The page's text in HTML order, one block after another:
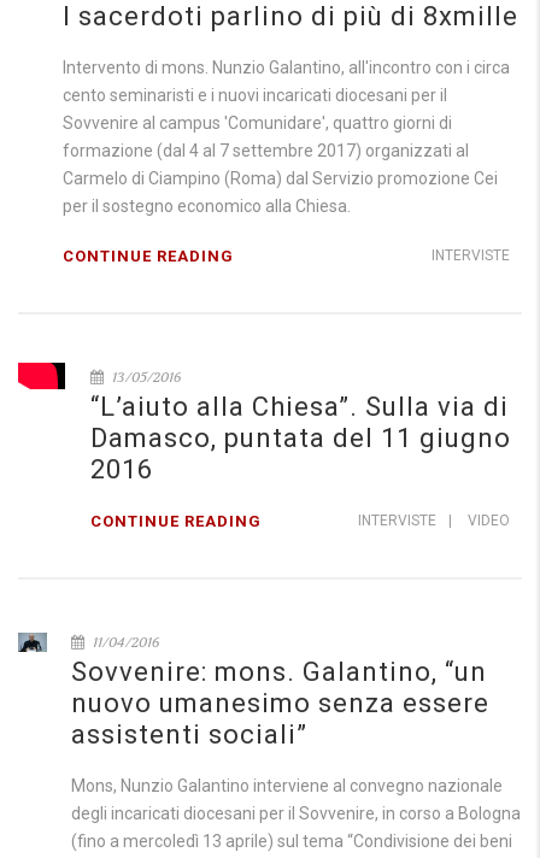
I sacerdoti parlino di più di 8xmille
Intervento di mons. Nunzio Galantino, all'incontro con i circa
cento seminaristi e i nuovi incaricati diocesani per il
Sovvenire al campus 'Comunidare', quattro giorni di
formazione (dal 4 al 7 settembre 2017) organizzati al
Carmelo di Ciampino (Roma) dal Servizio promozione Cei
per il sostegno economico alla Chiesa.
INTERVISTE
CONTINUE READING
13/05/2016
“L’aiuto alla Chiesa”. Sulla via di
Damasco, puntata del 11 giugno
2016
INTERVISTE VIDEO
CONTINUE READING
11/04/2016
Sovvenire: mons. Galantino, “un
nuovo umanesimo senza essere
assistenti sociali”
Mons, Nunzio Galantino interviene al convegno nazionale
degli incaricati diocesani per il Sovvenire, in corso a Bologna
(fino a mercoledì 13 aprile) sul tema “Condivisione dei beni